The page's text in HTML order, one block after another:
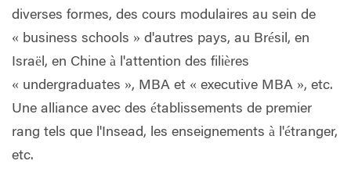
diverses formes, des cours modulaires au sein de
« business schools » d'autres pays, au Brésil, en
Israël, en Chine à l'attention des filières
« undergraduates », MBA et « executive MBA », etc.
Une alliance avec des établissements de premier
rang tels que l'Insead, les enseignements à l'étranger,
etc.